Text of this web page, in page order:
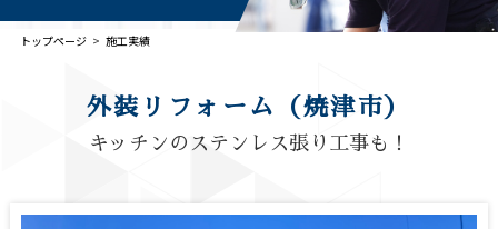
トップページ > 施工実績
外装リフォーム（焼津市）
キッチンのステンレス張り工事も！